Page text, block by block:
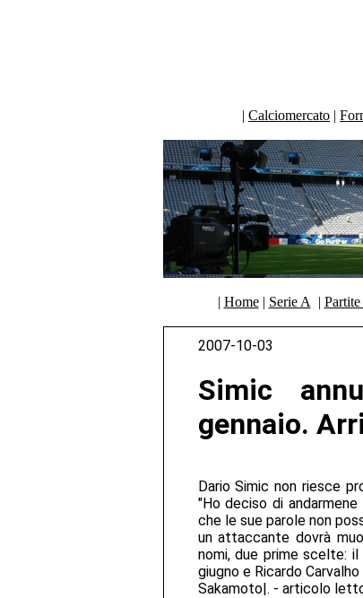
| Calciomercato |
| Home| Serie A |
2007-10-03
Simic
gennaio.
Dario Simic non riesce
"Ho deciso di
che le sue parole non
un attaccante dovrà
nomi, due prime scelte:
giugno e Ricardo
Sakamoto|. - articolo